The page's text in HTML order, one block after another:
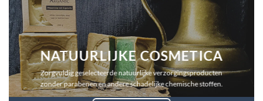
NATUURLIJKE COSMETICA
Zorgvuldig geselecteerde natuurlijke verzorgingsproducten
zonder parabenen en andere schadelijke chemische stoffen.